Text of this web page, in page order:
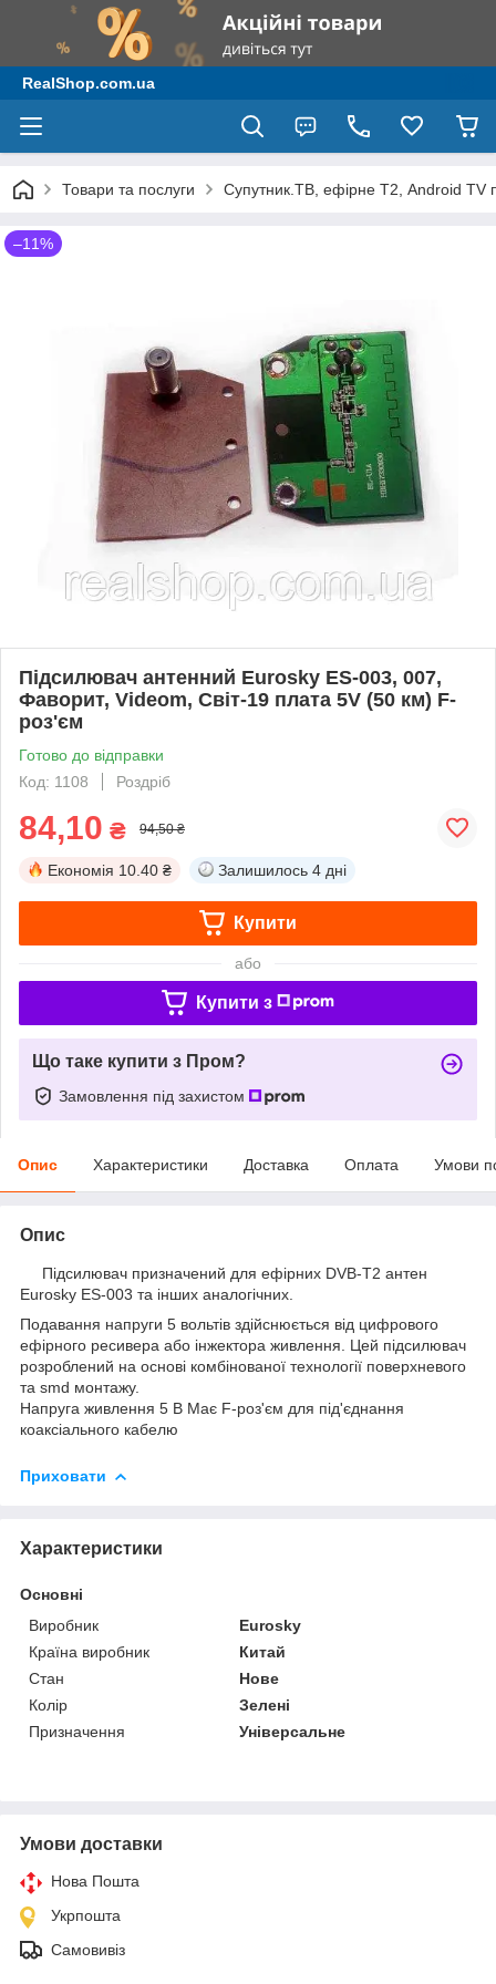
RealShop.com.ua
Товари та послуги Супутник.ТВ, ефірне Т2, Android TV
–11%
Підсилювач антенний Eurosky ES-003, 007,
Фаворит, Videom, Світ-19 плата 5V (50 км) F-
роз'єм
Готово до відправки
Код: 1108
Роздріб
84,10 ₴ 94,50 ₴
Економія 10.40 ₴ Залишилось 4 дні
Купити
або
Купити з
Що таке купити з Пром?
Замовлення під захистом
Опис Характеристики Доставка Оплата Умови
Опис
Підсилювач призначений для ефірних DVB-T2 антен
Eurosky ES-003 та інших аналогічних.
Подавання напруги 5 вольтів здійснюється від цифрового
ефірного ресивера або інжектора живлення. Цей підсилювач
розроблений на основі комбінованої технології поверхневого
та smd монтажу.
Напруга живлення 5 В Має F-роз'єм для під'єднання
коаксіального кабелю
Приховати
Характеристики
Основні
Виробник
Eurosky
Країна виробник
Китай
Стан
Нове
Колір
Зелені
Призначення
Універсальне
Умови доставки
Нова Пошта
Укрпошта
Самовивіз